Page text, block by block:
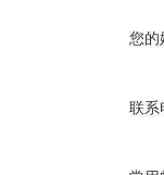
您的
联系